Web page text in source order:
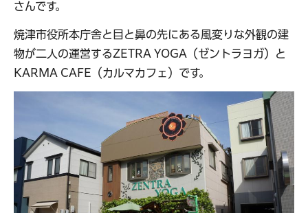
さんです。
焼津市役所本庁舎と目と鼻の先にある風変りな外観の建
物が二人の運営するZETRA YOGA（ゼントラヨガ）と
KARMA CAFE（カルマカフェ）です。